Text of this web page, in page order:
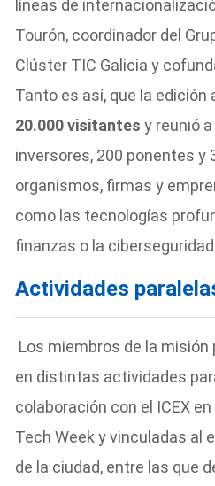
líneas de
Tourón, coordinador del
Clúster TIC Galicia y
Tanto es así, que la edición
20.000 visitantes y reunió
inversores, 200 ponentes y
organismos, firmas y
como las tecnologías
finanzas o la
Actividades
Los miembros de la
en distintas actividades
colaboración con el ICEX
Tech Week y vinculadas al
de la ciudad, entre las que